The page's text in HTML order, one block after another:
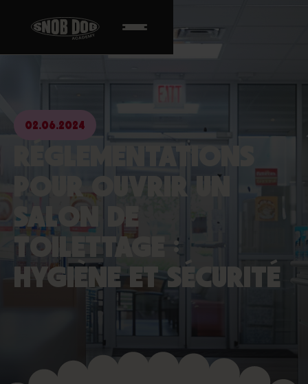
02.06.2024
RÉGLEMENTATIONS
POUR OUVRIR UN
SALON DE
TOILETTAGE :
HYGIÈNE ET SÉCURITÉ